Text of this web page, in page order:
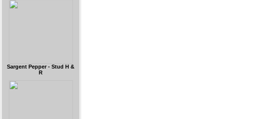
Sargent Pepper - Stud H &
R